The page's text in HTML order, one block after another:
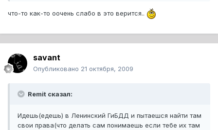
что-то как-то оочень слабо в это верится..
savant
Опубликовано 21 октября, 2009
Remit сказал:
Идешь(едешь) в Ленинский ГиБДД и пытаешся найти там
свои права(что делать сам понимаешь если тебе их там